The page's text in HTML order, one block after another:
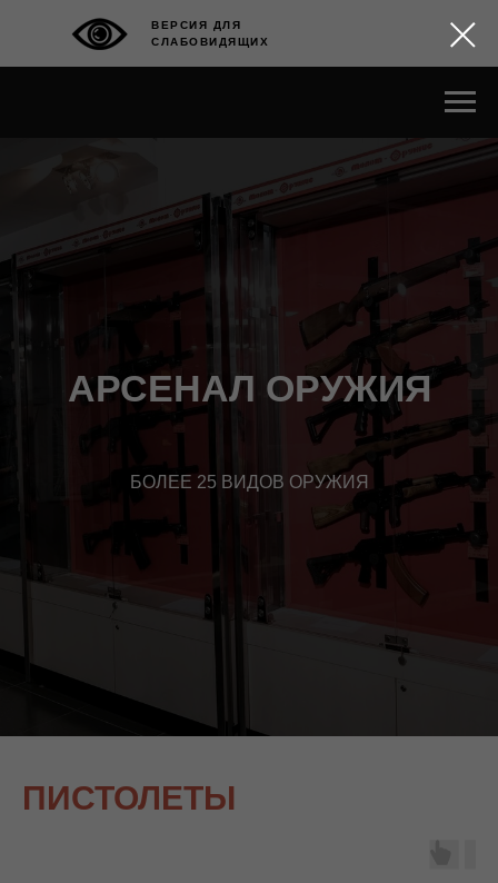
ВЕРСИЯ ДЛЯ
СЛАБОВИДЯЩИХ
АРСЕНАЛ ОРУЖИЯ
БОЛЕЕ 25 ВИДОВ ОРУЖИЯ
ПИСТОЛЕТЫ